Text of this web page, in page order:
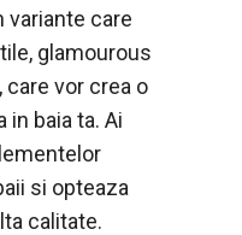
variante care
glamourous
vor crea o
baia ta. Ai
si opteaza
calitate.